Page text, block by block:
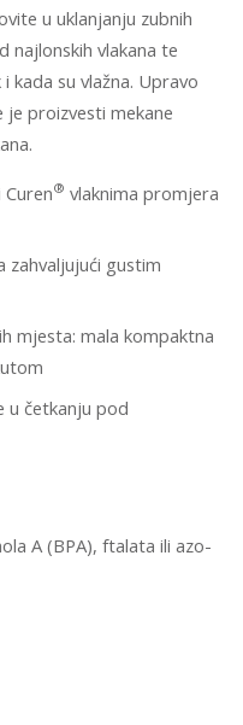
u uklanjanju zubnih
najlonskih vlakana te
kada su vlažna. Upravo
je proizvesti mekane
® vlaknima promjera
zahvaljujući gustim
mjesta: mala kompaktna
u četkanju pod
A (BPA), ftalata ili azo-